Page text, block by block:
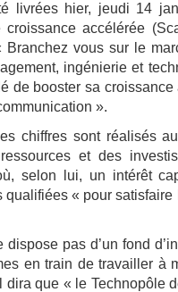
livrées hier, jeudi 14
accélérée
Branchez vous sur le
ingénierie et
de booster sa
».
chiffres sont réalisés
et des
selon lui, un intérêt
« pour
pas d’un fond
en train de travailler à
que « le Technopôle